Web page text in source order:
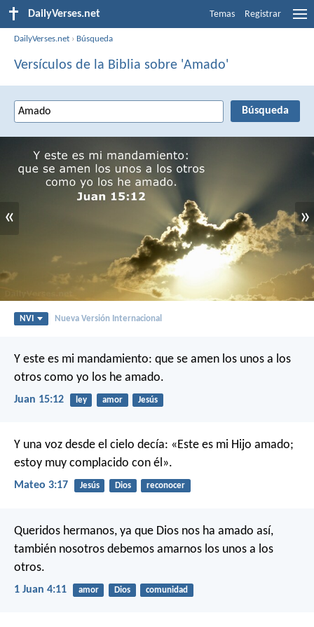
DailyVerses.net Temas Registrar
DailyVerses.net › Búsqueda
Versículos de la Biblia sobre 'Amado'
« »
NVI Nueva Versión Internacional
Y este es mi mandamiento: que se amen los unos a los
otros como yo los he amado.
Juan 15:12 ley amor Jesús
Y una voz desde el cielo decía: «Este es mi Hijo amado;
estoy muy complacido con él».
Mateo 3:17 Jesús Dios reconocer
Queridos hermanos, ya que Dios nos ha amado así,
también nosotros debemos amarnos los unos a los
otros.
1 Juan 4:11 amor Dios comunidad